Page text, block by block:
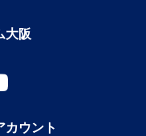
大阪
カウント